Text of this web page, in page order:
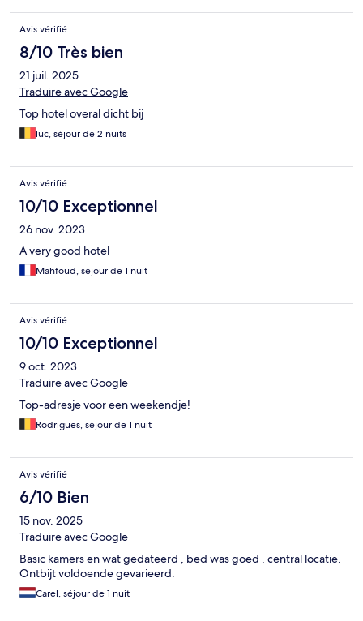
Avis vérifié
8/10 Très bien
21 juil. 2025
Traduire avec Google
Top hotel overal dicht bij
luc, séjour de 2 nuits
Avis vérifié
10/10 Exceptionnel
26 nov. 2023
A very good hotel
Mahfoud, séjour de 1 nuit
Avis vérifié
10/10 Exceptionnel
9 oct. 2023
Traduire avec Google
Top-adresje voor een weekendje!
Rodrigues, séjour de 1 nuit
Avis vérifié
6/10 Bien
15 nov. 2025
Traduire avec Google
Basic kamers en wat gedateerd , bed was goed , central locatie.
Ontbijt voldoende gevarieerd.
Carel, séjour de 1 nuit